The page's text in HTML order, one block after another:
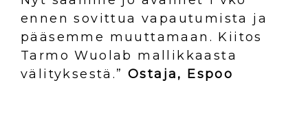
ennen sovittua vapautumista ja
pääsemme muuttamaan. Kiitos
Tarmo Wuolab mallikkaasta
välityksestä.” Ostaja, Espoo